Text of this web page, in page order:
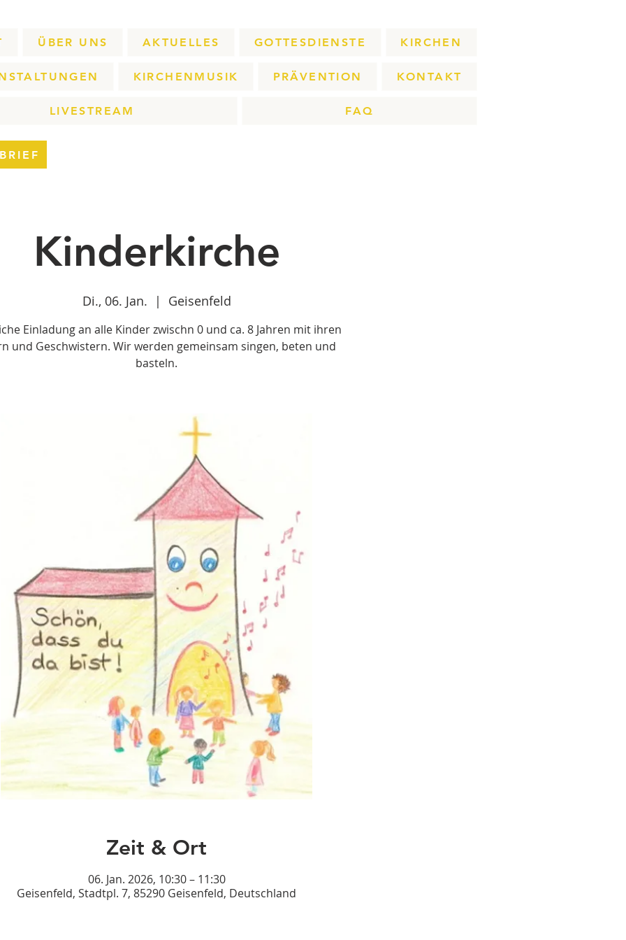
ÜBER UNS AKTUELLES GOTTESDIENSTE KIRCHEN
KIRCHENMUSIK PRÄVENTION KONTAKT
LIVESTREAM FAQ
Kinderkirche
Di., 06. Jan.
  |
Geisenfeld
Einladung an alle Kinder zwischn 0 und ca. 8 Jahren mit ihren
und Geschwistern. Wir werden gemeinsam singen, beten und
basteln.
Zeit & Ort
06. Jan. 2026, 10:30 – 11:30
Geisenfeld, Stadtpl. 7, 85290 Geisenfeld, Deutschland